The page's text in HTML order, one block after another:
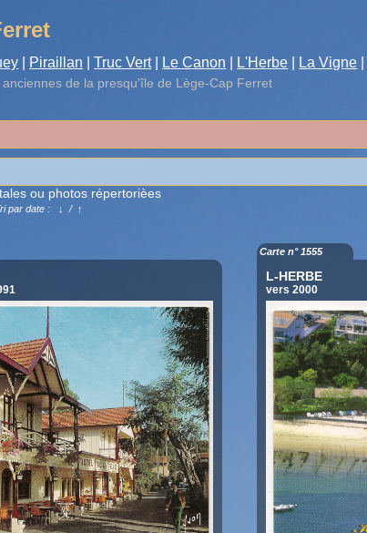
Piraillan Truc Vert Le Canon L'Herbe La Vigne
de la presqu'île de Lège-Cap Ferret
ou photos répertorièes
par date : ↓ /↑
Carte n° 1555
L-HERBE
vers 2000